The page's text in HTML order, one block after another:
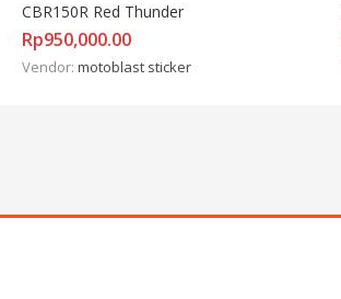
CBR150R Red Thunder
Rp950,000.00
Vendor: motoblast sticker